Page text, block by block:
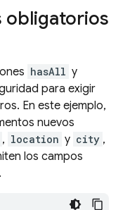
obligatorios
hasAll y
para exigir
En este ejemplo,
nuevos
, location y city ,
los campos
.